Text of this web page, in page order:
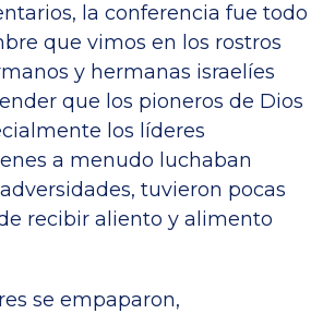
la conferencia fue todo
que vimos en los rostros
y hermanas israelíes
que los pioneros de Dios
los líderes
a menudo luchaban
tuvieron pocas
recibir aliento y alimento
se empaparon,